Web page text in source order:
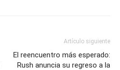
Artículo siguiente
El reencuentro más esperado:
Rush anuncia su regreso a la